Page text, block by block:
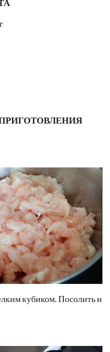
кубиком. Посолить и